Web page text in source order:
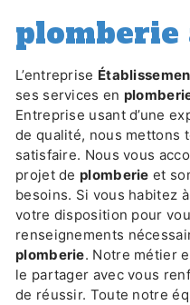
plomberie
L’entreprise
ses services en
Entreprise usant d’une
de qualité, nous mettons
satisfaire. Nous vous
projet de plomberie et
besoins. Si vous habitez à
votre disposition pour
renseignements
plomberie. Notre métier
le partager avec vous
de réussir. Toute notre